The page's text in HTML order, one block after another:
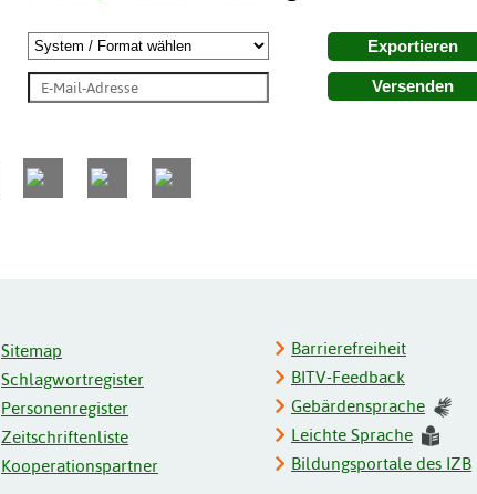
Exportieren
Versenden
Sitemap
Schlagwortregister
Personenregister
Zeitschriftenliste
Kooperationspartner
Barrierefreiheit
BITV-Feedback
Gebärdensprache
Leichte Sprache
Bildungsportale des IZB